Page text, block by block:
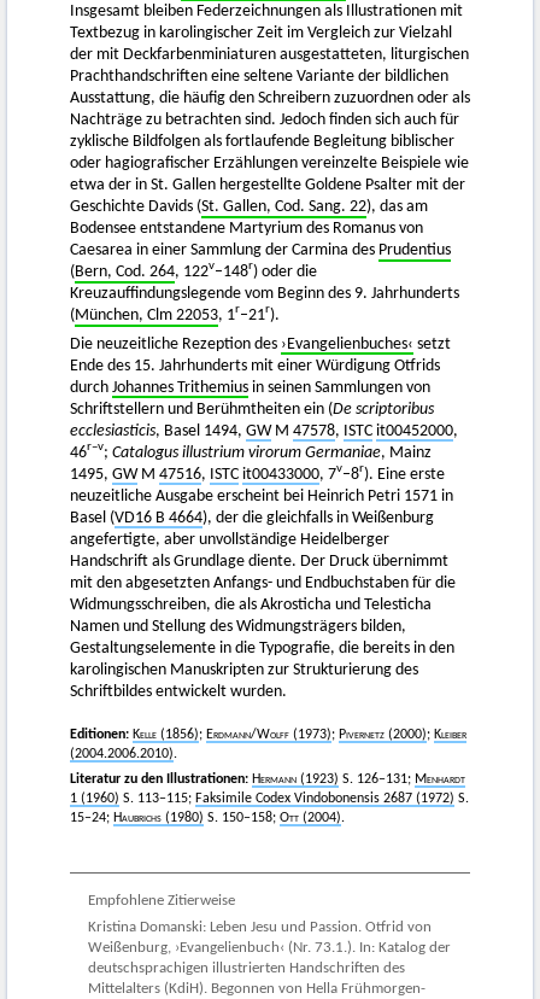
Insgesamt bleiben Federzeichnungen als Illustrationen mit
Textbezug in karolingischer Zeit im Vergleich zur Vielzahl
der mit Deckfarbenminiaturen ausgestatteten, liturgischen
Prachthandschriften eine seltene Variante der bildlichen
Ausstattung, die häufig den Schreibern zuzuordnen oder als
Nachträge zu betrachten sind. Jedoch finden sich auch für
zyklische Bildfolgen als fortlaufende Begleitung biblischer
oder hagiografischer Erzählungen vereinzelte Beispiele wie
etwa der in St. Gallen hergestellte Goldene Psalter mit der
Geschichte Davids (St. Gallen, Cod. Sang. 22), das am
Bodensee entstandene Martyrium des Romanus von
Caesarea in einer Sammlung der Carmina des Prudentius
(Bern, Cod. 264, 122v–148r) oder die
Kreuzauffindungslegende vom Beginn des 9. Jahrhunderts
(München, Clm 22053, 1r–21r).
Die neuzeitliche Rezeption des ›Evangelienbuches‹ setzt
Ende des 15. Jahrhunderts mit einer Würdigung Otfrids
durch Johannes Trithemius in seinen Sammlungen von
Schriftstellern und Berühmtheiten ein (De scriptoribus
ecclesiasticis, Basel 1494, GWM 47578, ISTC it00452000,
46r–v; Catalogus illustrium virorum Germaniae, Mainz
1495, GWM 47516, ISTC it00433000, 7v–8r). Eine erste
neuzeitliche Ausgabe erscheint bei Heinrich Petri 1571 in
Basel (VD16 B 4664), der die gleichfalls in Weißenburg
angefertigte, aber unvollständige Heidelberger
Handschrift als Grundlage diente. Der Druck übernimmt
mit den abgesetzten Anfangs- und Endbuchstaben für die
Widmungsschreiben, die als Akrosticha und Telesticha
Namen und Stellung des Widmungsträgers bilden,
Gestaltungselemente in die Typografie, die bereits in den
karolingischen Manuskripten zur Strukturierung des
Schriftbildes entwickelt wurden.
Editionen: Kelle (1856); Erdmann/Wolff (1973); Pivernetz (2000); Kleiber
(2004.2006.2010).
Literatur zu den Illustrationen: Hermann (1923) S. 126–131; Menhardt
1 (1960) S. 113–115; Faksimile Codex Vindobonensis 2687 (1972) S.
15–24; Haubrichs (1980) S. 150–158; Ott (2004).
Empfohlene Zitierweise
Kristina Domanski: Leben Jesu und Passion. Otfrid von
Weißenburg, ›Evangelienbuch‹ (Nr. 73.1.). In: Katalog der
deutschsprachigen illustrierten Handschriften des
Mittelalters (KdiH). Begonnen von Hella Frühmorgen-